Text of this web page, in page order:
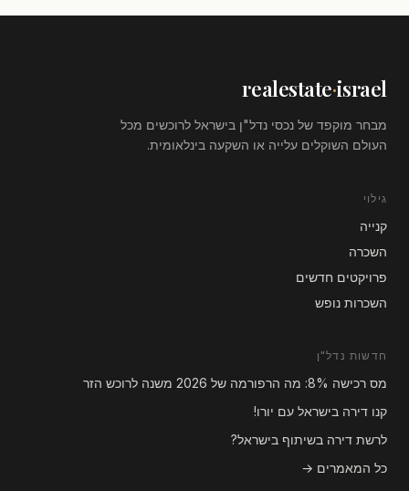
realestate·israel
מבחר מוקפד של נכסי נדל"ן בישראל לרוכשים מכל
העולם השוקלים עלייה או השקעה בינלאומית.
גילוי
קנייה
השכרה
פרויקטים חדשים
השכרות נופש
חדשות נדל"ן
מס רכישה 8%: מה הרפורמה של 2026 משנה לרוכש הזר
קנו דירה בישראל עם יורו!
לרשת דירה בשיתוף בישראל?
כל המאמרים →